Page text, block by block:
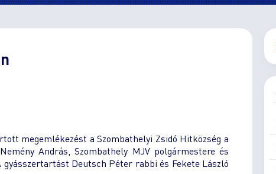
megemlékezést a Szombathelyi Zsidó Hitközség a
András, Szombathely MJV polgármestere és
Deutsch Péter rabbi és Fekete László